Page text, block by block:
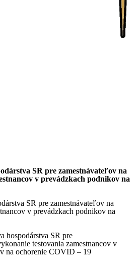
SR pre zamestnávateľov na
v prevádzkach podnikov na
SR pre zamestnávateľov na
v prevádzkach podnikov na